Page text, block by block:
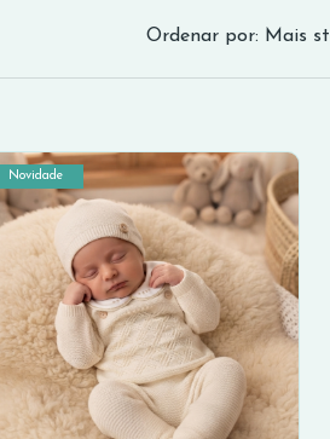
Ordenar por: Mais
Novidade